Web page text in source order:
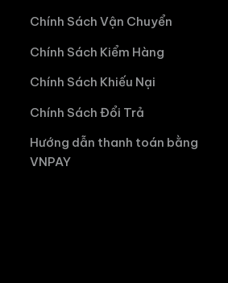
Chính Sách Vận Chuyển
Chính Sách Kiểm Hàng
Chính Sách Khiếu Nại
Chính Sách Đổi Trả
Hướng dẫn thanh toán bằng
VNPAY